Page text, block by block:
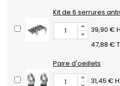
Kit de 6 serrures
39,90 €
47,88 €
Paire d'oeillets
31,45 €